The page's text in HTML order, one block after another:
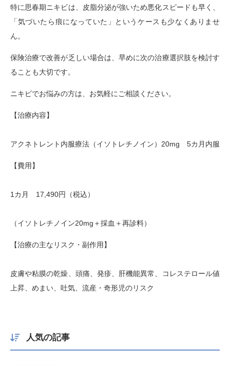
特に思春期ニキビは、皮脂分泌が強いため悪化スピードも早く、
「気づいたら痕になっていた」というケースも少なくありませ
ん。
保険治療で改善が乏しい場合は、早めに次の治療選択肢を検討す
ることも大切です。
ニキビでお悩みの方は、お気軽にご相談ください。
【治療内容】
アクネトレント内服療法（イソトレチノイン）20mg 5カ月内服
【費用】
1カ月 17,490円（税込）
（イソトレチノイン20mg＋採血＋再診料）
【治療の主なリスク・副作用】
皮膚や粘膜の乾燥、頭痛、発疹、肝機能異常、コレステロール値
上昇、めまい、吐気、流産・奇形児のリスク
人気の記事